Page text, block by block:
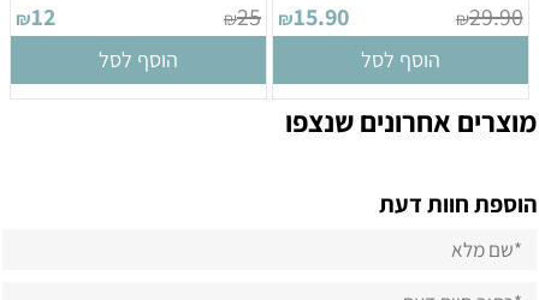
₪29.90
₪15.90
הוסף לסל
₪25
₪12
הוסף לסל
מוצרים אחרונים שנצפו
הוספת חוות דעת